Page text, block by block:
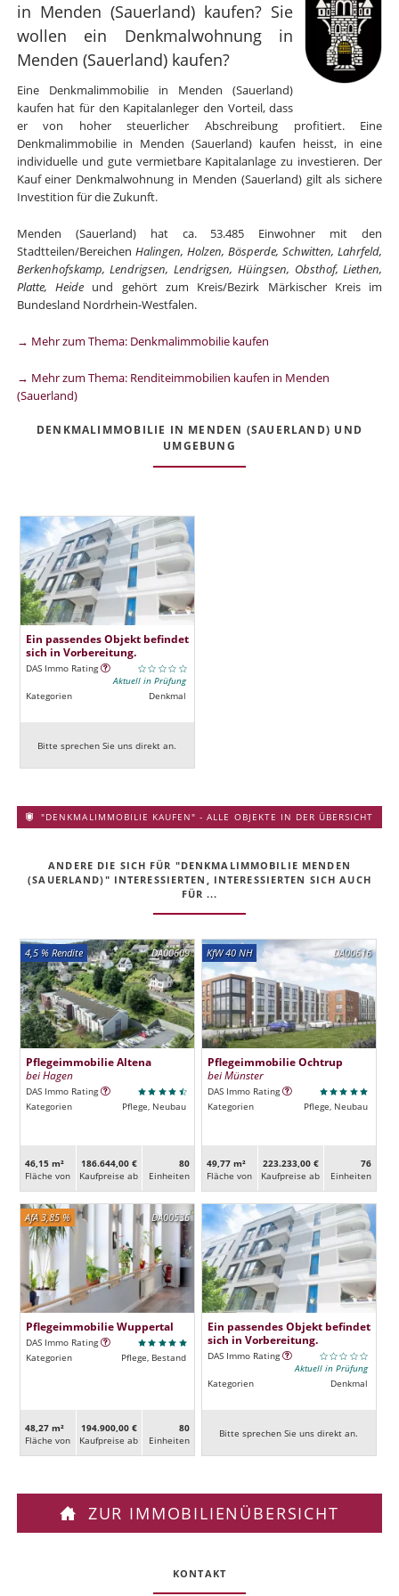
in Menden (Sauerland) kaufen? Sie
wollen ein Denkmalwohnung in
Menden (Sauerland) kaufen?
Eine Denkmalimmobilie in Menden (Sauerland)
kaufen hat für den Kapitalanleger den Vorteil, dass
er von hoher steuerlicher Abschreibung profitiert. Eine
Denkmalimmobilie in Menden (Sauerland) kaufen heisst, in eine
individuelle und gute vermietbare Kapitalanlage zu investieren. Der
Kauf einer Denkmalwohnung in Menden (Sauerland) gilt als sichere
Investition für die Zukunft.
Menden (Sauerland) hat ca. 53.485 Einwohner mit den
Stadtteilen/Bereichen Halingen, Holzen, Bösperde, Schwitten, Lahrfeld,
Berkenhofskamp, Lendrigsen, Lendrigsen, Hüingsen, Obsthof, Liethen,
Platte, Heide und gehört zum Kreis/Bezirk Märkischer Kreis im
Bundesland Nordrhein-Westfalen.
→ Mehr zum Thema: Denkmalimmobilie kaufen
→ Mehr zum Thema: Renditeimmobilien kaufen in Menden
(Sauerland)
DENKMALIMMOBILIE IN MENDEN (SAUERLAND) UND
UMGEBUNG
Ein passendes Objekt befindet
sich in Vorbereitung.
DAS Immo Rating
Aktuell in Prüfung
Kategorien
Denkmal
Bitte sprechen Sie uns direkt an.
"DENKMALIMMOBILIE KAUFEN" - ALLE OBJEKTE IN DER ÜBERSICHT
ANDERE DIE SICH FÜR "DENKMALIMMOBILIE MENDEN
(SAUERLAND)" INTERESSIERTEN, INTERESSIERTEN SICH AUCH
FÜR ...
DA00609
4,5 % Rendite
Pflegeimmobilie Altena
bei Hagen
DAS Immo Rating
Kategorien
Pflege, Neubau
46,15 m²
Fläche von
186.644,00 €
Kaufpreise ab
80
Ein­heiten
DA00616
KfW 40 NH
Pflegeimmobilie Ochtrup
bei Münster
DAS Immo Rating
Kategorien
Pflege, Neubau
49,77 m²
Fläche von
223.233,00 €
Kaufpreise ab
76
Ein­heiten
DA00536
AfA 3,85 %
Pflegeimmobilie Wuppertal
DAS Immo Rating
Kategorien
Pflege, Bestand
48,27 m²
Fläche von
194.900,00 €
Kaufpreise ab
80
Ein­heiten
Ein passendes Objekt befindet
sich in Vorbereitung.
DAS Immo Rating
Aktuell in Prüfung
Kategorien
Denkmal
Bitte sprechen Sie uns direkt an.
ZUR IMMOBILIENÜBERSICHT
KONTAKT